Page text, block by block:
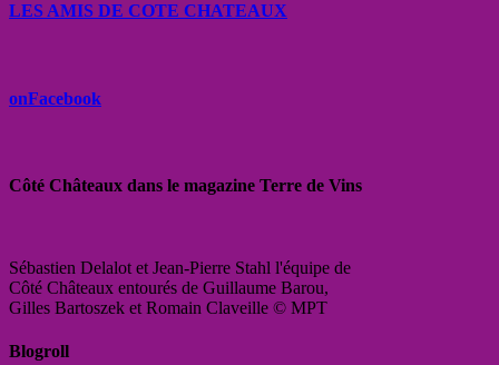
LES AMIS DE COTE CHATEAUX
onFacebook
Côté Châteaux dans le magazine Terre de Vins
Sébastien Delalot et Jean-Pierre Stahl l'équipe de
Côté Châteaux entourés de Guillaume Barou,
Gilles Bartoszek et Romain Claveille © MPT
Blogroll